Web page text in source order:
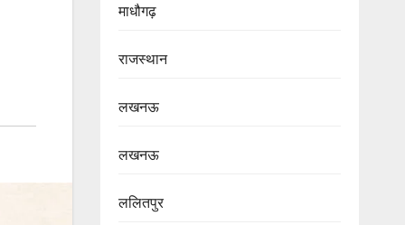
माधौगढ़
राजस्थान
लखनऊ
लखनऊ
ललितपुर